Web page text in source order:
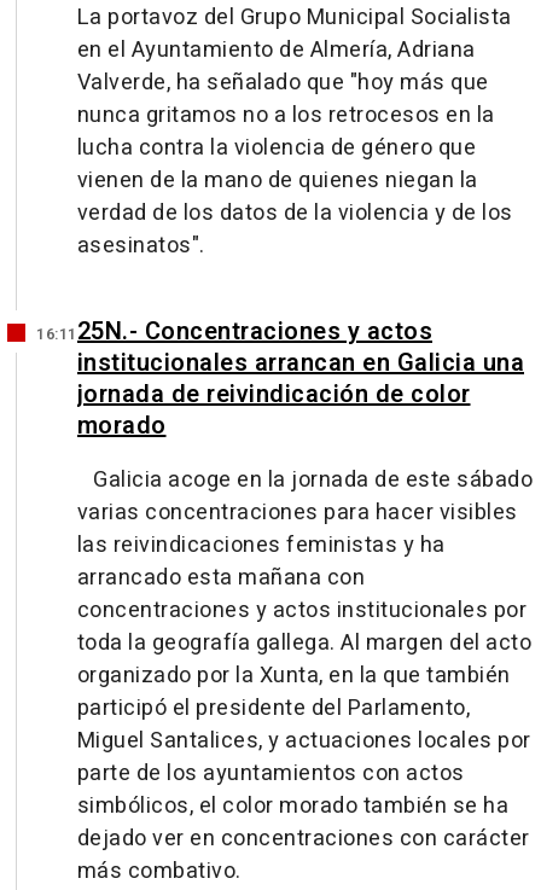
La portavoz del Grupo Municipal Socialista
en el Ayuntamiento de Almería, Adriana
Valverde, ha señalado que "hoy más que
nunca gritamos no a los retrocesos en la
lucha contra la violencia de género que
vienen de la mano de quienes niegan la
verdad de los datos de la violencia y de los
asesinatos".
16:1125N.- Concentraciones y actos
institucionales arrancan en Galicia una
jornada de reivindicación de color
morado
Galicia acoge en la jornada de este sábado
varias concentraciones para hacer visibles
las reivindicaciones feministas y ha
arrancado esta mañana con
concentraciones y actos institucionales por
toda la geografía gallega. Al margen del acto
organizado por la Xunta, en la que también
participó el presidente del Parlamento,
Miguel Santalices, y actuaciones locales por
parte de los ayuntamientos con actos
simbólicos, el color morado también se ha
dejado ver en concentraciones con carácter
más combativo.